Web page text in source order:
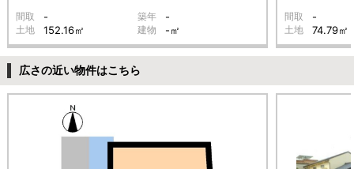
間取 - 築年 -
土地 152.16㎡ 建物 -㎡
間取 -
土地 74.79㎡
広さの近い物件はこちら